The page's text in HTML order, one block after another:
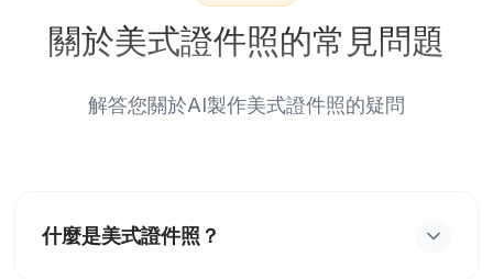
關於美式證件照的常見問題
解答您關於AI製作美式證件照的疑問
什麼是美式證件照？